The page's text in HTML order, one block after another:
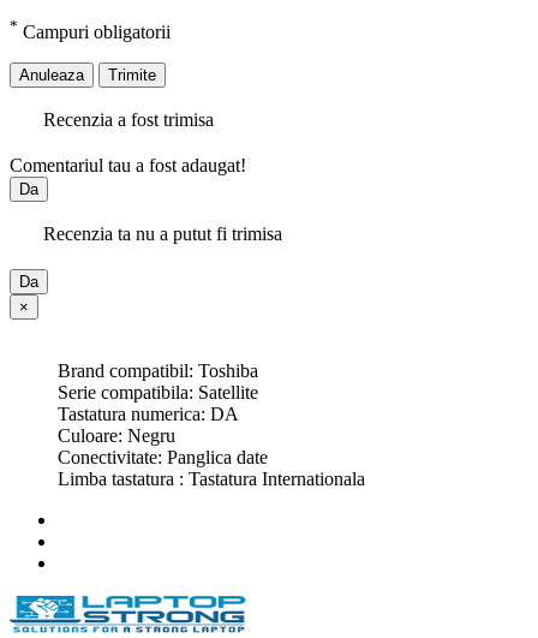
* Campuri obligatorii
Anuleaza Trimite
Recenzia a fost trimisa
Comentariul tau a fost adaugat!
Da
Recenzia ta nu a putut fi trimisa
Da
×
Brand compatibil: Toshiba
Serie compatibila: Satellite
Tastatura numerica: DA
Culoare: Negru
Conectivitate: Panglica date
Limba tastatura : Tastatura Internationala